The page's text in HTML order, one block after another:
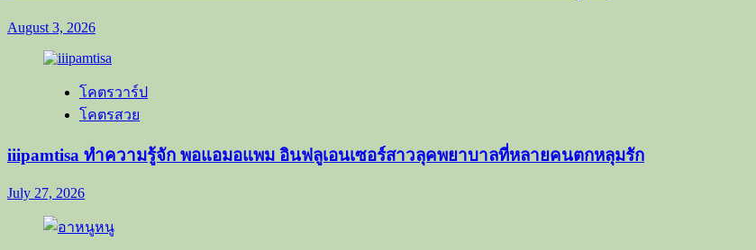
August 3, 2026
โคตรวาร์ป
โคตรสวย
iiipamtisa ทำความรู้จัก พอแอมอแพม อินฟลูเอนเซอร์สาวลุคพยาบาลที่หลายคนตกหลุมรัก
July 27, 2026